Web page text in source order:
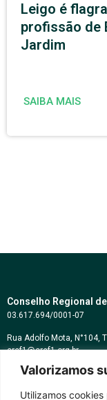
Valorizamos
Utilizamos
Leigo é
profissão de
Jardim
SAIBA MAIS
Conselho Regional
03.617.694/0001-07
Rua Adolfo Mota, N°104,
cref1@cref1.org.br
Assessoria de